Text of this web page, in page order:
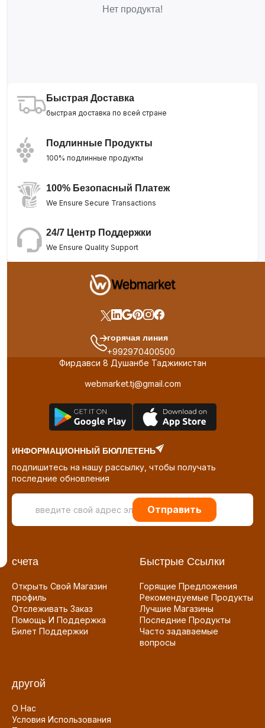
Нет продукта!
Быстрая Доставка
быстрая доставка по всей стране
Подлинные Продукты
100% подлинные продукты
100% Безопасный Платеж
We Ensure Secure Transactions
24/7 Центр Поддержки
We Ensure Quality Support
горячая линия
+992970400500
Фирдавси 8 Душанбе Таджикистан
webmarket.tj@gmail.com
ИНФОРМАЦИОННЫЙ БЮЛЛЕТЕНЬ
подпишитесь на нашу рассылку, чтобы получать
последние обновления
Отправить
счета
Открыть Свой Магазин
профиль
Отслеживать Заказ
Помощь И Поддержка
Билет Поддержки
Быстрые Ссылки
Горящие Предложения
Рекомендуемые Продукты
Лучшие Магазины
Последние Продукты
Часто задаваемые
вопросы
другой
О Нас
Условия Использования